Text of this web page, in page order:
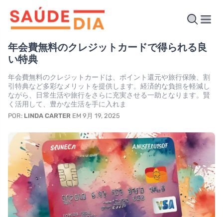
年会費無料のクレジットカードで得られる良
い特典
年会費無料のクレジットカードは、ポイント還元や旅行保険、割
引特典など多彩なメリットを提供します。経済的な負担を軽減し
ながら、日常生活や旅行をさらに充実させる一助となります。賢
く活用して、豊かな生活を手に入れま
POR: LINDA CARTER EM 9月 19, 2025